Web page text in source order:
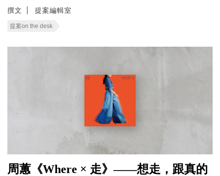
撰文 提案編輯室
提案on the desk
周蕙《Where × 走》——想走，跟真的